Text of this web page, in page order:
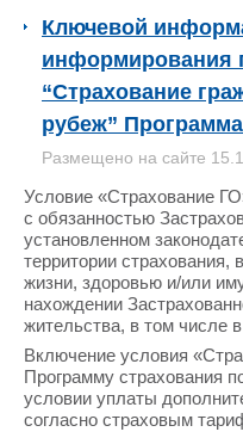
Ключевой
информирования
“Страхование
рубеж”
Размещено на сайте
Условие «Страхование
с обязанностью
установленном
территории страхования,
жизни, здоровью и/или
нахождении
жительства, в том числе
Включение условия
Программу страхования
условии уплаты
согласно страховым